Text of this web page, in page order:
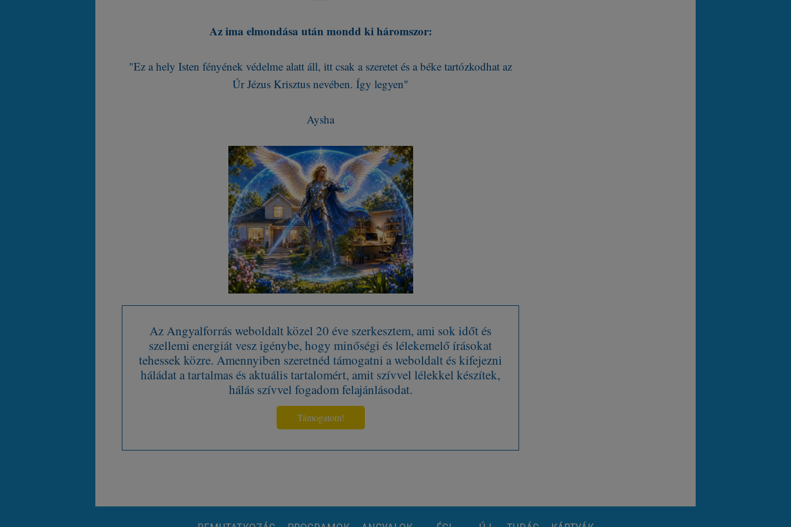
Az ima elmondása után mondd ki háromszor:
"Ez a hely Isten fényének védelme alatt áll, itt csak a szeretet és a béke tartózkodhat az
Úr Jézus Krisztus nevében. Így legyen"
Aysha
Az Angyalforrás weboldalt közel 20 éve szerkesztem, ami sok időt és
szellemi energiát vesz igénybe, hogy minőségi és lélekemelő írásokat
tehessek közre. Amennyiben szeretnéd támogatni a weboldalt és kifejezni
háládat a tartalmas és aktuális tartalomért, amit szívvel lélekkel készítek,
hálás szívvel fogadom felajánlásodat.
Támogatom!